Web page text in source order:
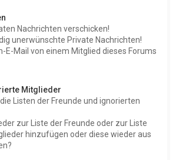
Nachrichten verschicken!
unerwünschte Private Nachrichten!
E-Mail von einem Mitglied dieses Forums
Mitglieder
Listen der Freunde und ignorierten
zur Liste der Freunde oder zur Liste
hinzufügen oder diese wieder aus